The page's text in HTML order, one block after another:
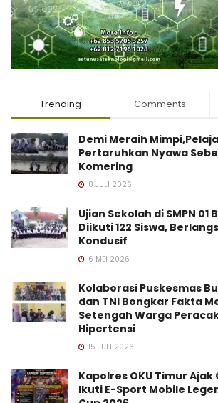
Trending Comments
Demi Meraih
Pertaruhkan Nyawa
Komering
8 JULI 2026
Ujian Sekolah di SMPN 01
Diikuti 122 Siswa,
Kondusif
6 MEI 2026
Kolaborasi Puskesmas
dan TNI Bongkar Fakta
Setengah Warga
Hipertensi
15 JULI 2026
Kapolres OKU Timur
Ikuti E-Sport Mobile